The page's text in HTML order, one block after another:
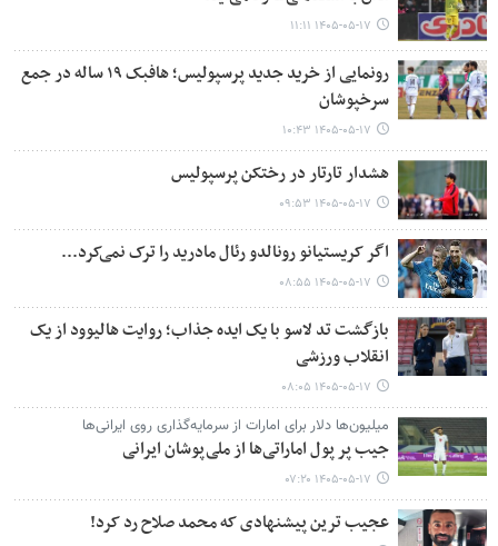
۱۴۰۵-۰۵-۱۷ ۱۱:۱۱
رونمایی از خرید جدید پرسپولیس؛ هافبک ۱۹ ساله در جمع
سرخپوشان
۱۴۰۵-۰۵-۱۷ ۱۰:۴۳
هشدار تارتار در رختکن پرسپولیس
۱۴۰۵-۰۵-۱۷ ۰۹:۵۳
اگر کریستیانو رونالدو رئال مادرید را ترک نمی‌کرد...
۱۴۰۵-۰۵-۱۷ ۰۸:۵۵
بازگشت تد لاسو با یک ایده جذاب؛ روایت هالیوود از یک
انقلاب ورزشی
۱۴۰۵-۰۵-۱۷ ۰۸:۰۵
میلیون‌ها دلار برای امارات از سرمایه‌گذاری روی ایرانی‌ها
جیب پر پول اماراتی‌ها از ملی‌پوشان ایرانی
۱۴۰۵-۰۵-۱۷ ۰۷:۲۰
عجیب ترین پیشنهادی که محمد صلاح رد کرد!